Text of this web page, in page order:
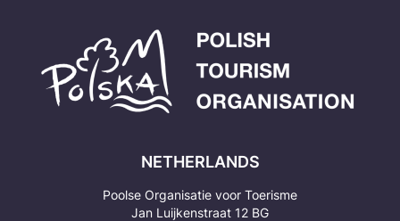
NETHERLANDS
Poolse Organisatie voor Toerisme
Jan Luijkenstraat 12 BG